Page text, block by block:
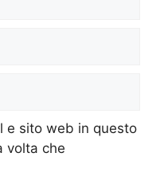
e sito web in questo
volta che